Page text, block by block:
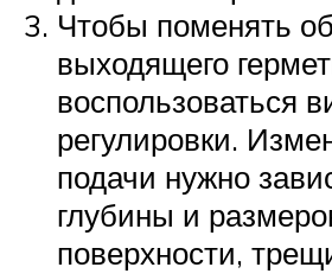
Чтобы поменять
выходящего
воспользоваться
регулировки.
подачи нужно
глубины и
поверхности,